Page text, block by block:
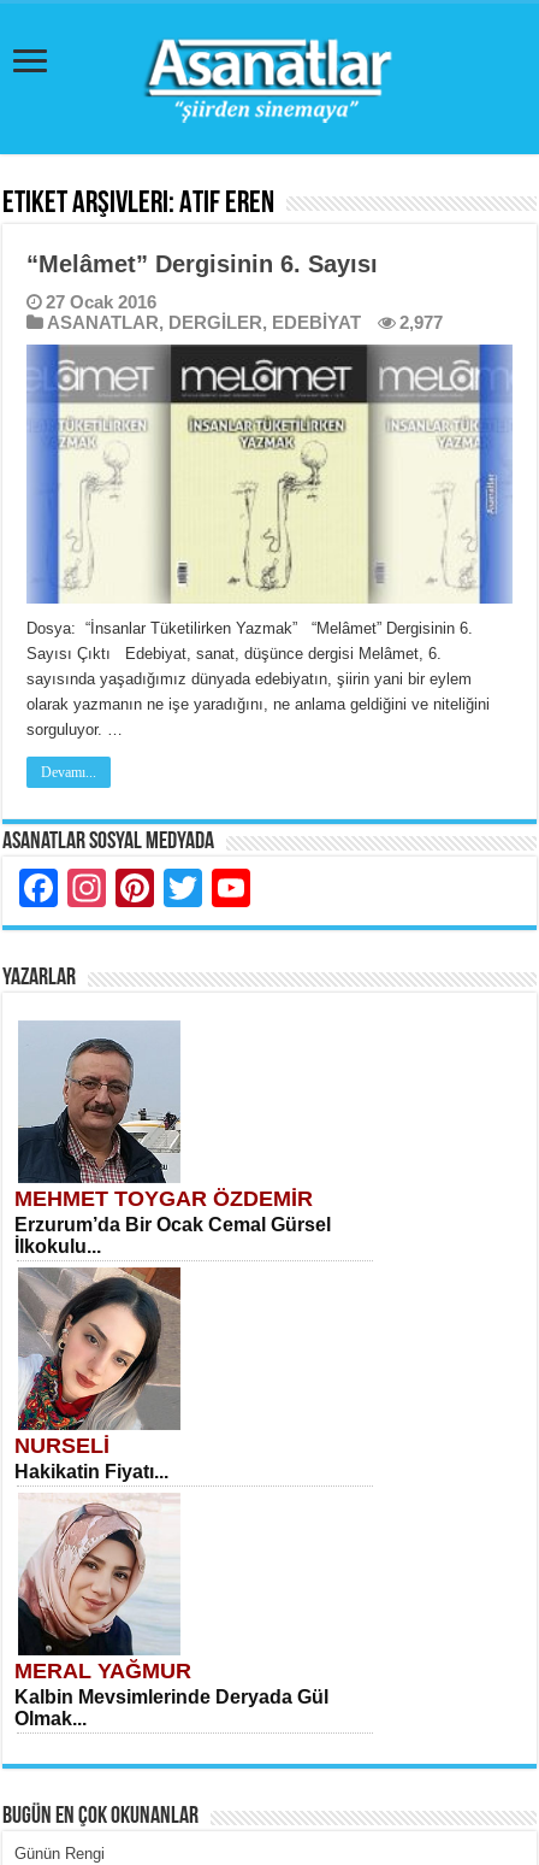
Etiket Arşivleri:Atıf Eren
“Melâmet” Dergisinin 6. Sayısı
27 Ocak 2016
ASANATLAR, DERGİLER, EDEBİYAT 2,977
Dosya: “İnsanlar Tüketilirken Yazmak” “Melâmet” Dergisinin 6.
Sayısı Çıktı Edebiyat, sanat, düşünce dergisi Melâmet, 6.
sayısında yaşadığımız dünyada edebiyatın, şiirin yani bir eylem
olarak yazmanın ne işe yaradığını, ne anlama geldiğini ve niteliğini
sorguluyor. …
Devamı...
Asanatlar Sosyal Medyada
Facebook
Instagram
Pinterest
Twitter
YAZARLAR
MEHMET TOYGAR ÖZDEMİR
Erzurum’da Bir Ocak Cemal Gürsel
İlkokulu...
NURSELİ
Hakikatin Fiyatı...
MERAL YAĞMUR
Kalbin Mevsimlerinde Deryada Gül
Olmak...
BUGÜN EN ÇOK OKUNANLAR
Günün Rengi